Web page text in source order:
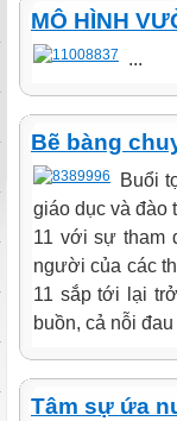
MÔ HÌNH
...
Bẽ bàng
Buổi
giáo dục và đào
11 với sự tham
người của các
11 sắp tới lại
buồn, cả nỗi
Tâm sự ứa